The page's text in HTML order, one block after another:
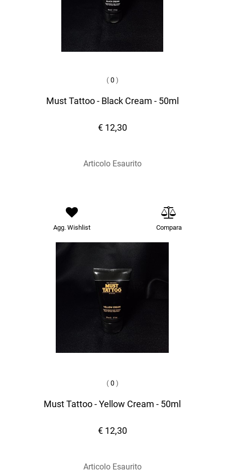
(0 )
Must Tattoo - Black Cream - 50ml
€ 12,30
Articolo Esaurito
Agg. Wishlist Compara
(0 )
Must Tattoo - Yellow Cream - 50ml
€ 12,30
Articolo Esaurito